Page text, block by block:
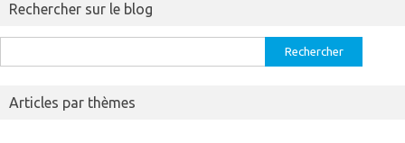
Rechercher sur le blog
Articles par thèmes